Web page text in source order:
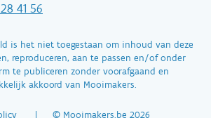
41 56
is het niet toegestaan om inhoud van deze
reproduceren, aan te passen en/of onder
te publiceren zonder voorafgaand en
akkoord van Mooimakers.
© Mooimakers.be 2026